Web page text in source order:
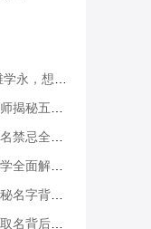
的是什么字辈？
与适配命格
忌全解析
吉凶与禁忌
衡与命理隐患
五行忌讳